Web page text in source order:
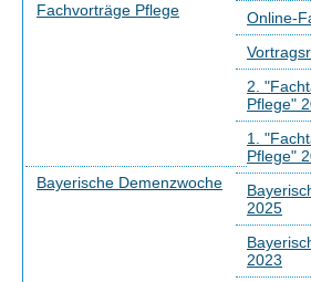
Fachvorträge Pflege
Online-
2.
Pflege"
1.
Pflege"
Bayerische Demenzwoche
2025
2023